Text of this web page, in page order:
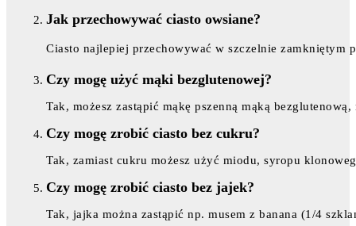
Jak przechowywać ciasto owsiane?
Ciasto najlepiej przechowywać w szczelnie
Czy mogę użyć mąki bezglutenowej?
Tak, możesz zastąpić mąkę pszenną mąką
Czy mogę zrobić ciasto bez cukru?
Tak, zamiast cukru możesz użyć miodu, syropu
Czy mogę zrobić ciasto bez jajek?
Tak, jajka można zastąpić np. musem z banana (1/4